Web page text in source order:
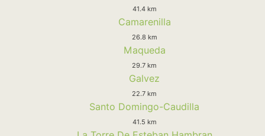
41.4 km
Camarenilla
26.8 km
Maqueda
29.7 km
Galvez
22.7 km
Santo Domingo-Caudilla
41.5 km